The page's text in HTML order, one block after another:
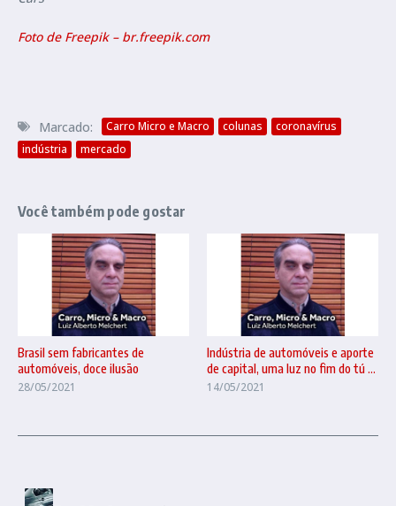
Foto de Freepik – br.freepik.com
Marcado: Carro Micro e Macro colunas
coronavírus
indústria
mercado
Você também pode gostar
Brasil sem fabricantes de
automóveis, doce ilusão
28/05/2021
Indústria de automóveis e aporte
de capital, uma luz no fim do tú ...
14/05/2021